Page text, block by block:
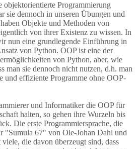
Programmierung
sie dennoch in unseren Übungen und
Objekte und Methoden von
von ihrer Existenz zu wissen. In
nun eine grundlegende Einführung in
von Python. OOP ist eine der
von Python, aber, wie
man sie dennoch nicht nutzen, d.h. man
und effiziente Programme ohne OOP-
und Informatiker die OOP für
halten, so gehen ihre Wurzeln bis
Die erste Programmiersprache, die
"Sumula 67" von Ole-Johan Dahl und
die davon überzeugt sind, dass